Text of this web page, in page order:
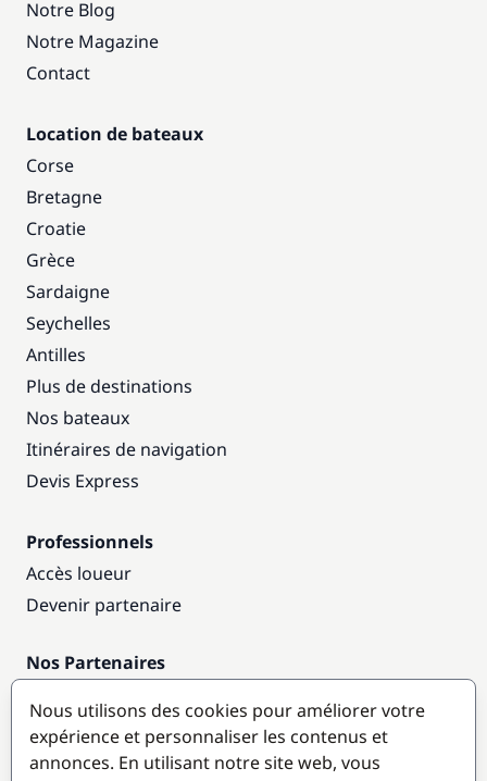
Notre Blog
Notre Magazine
Contact
Location de bateaux
Corse
Bretagne
Croatie
Grèce
Sardaigne
Seychelles
Antilles
Plus de destinations
Nos bateaux
Itinéraires de navigation
Devis Express
Professionnels
Accès loueur
Devenir partenaire
Nos Partenaires
Destinations populaires
Nous utilisons des cookies pour améliorer votre
expérience et personnaliser les contenus et
annonces. En utilisant notre site web, vous